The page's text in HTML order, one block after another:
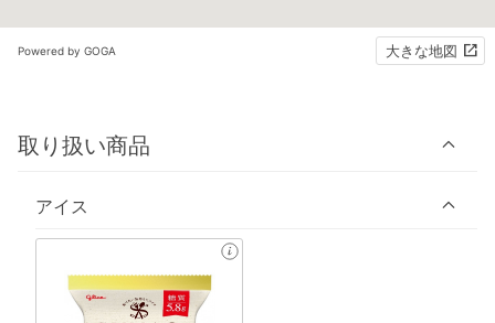
Powered by GOGA 大きな地図
取り扱い商品
アイス